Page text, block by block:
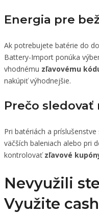
Energia pre
Ak potrebujete batérie do
Battery-Import ponúka
vhodnému zľavovému
nakúpiť výhodnejšie.
Prečo
Pri batériách a
väčších baleniach alebo pri
kontrolovaťzľavové
Nevyužili
Využite